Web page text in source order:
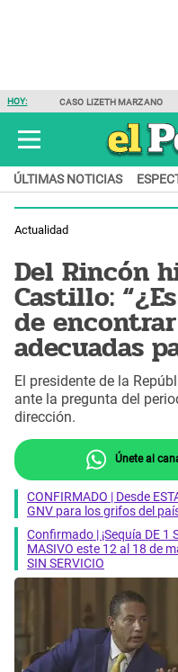
HOY: CASO LIZETH MARZANO
ÚLTIMAS NOTICIAS
Actualidad
Del Rincón
Castillo:
de
adecuadas
El presidente de la
ante la pregunta del
dirección.
Únete al
CONFIRMADO | Desde
GNV para los grifos del
Confirmado | ¡Sequía DE 1
MASIVO este 12 al 18 de
SIN SERVICIO